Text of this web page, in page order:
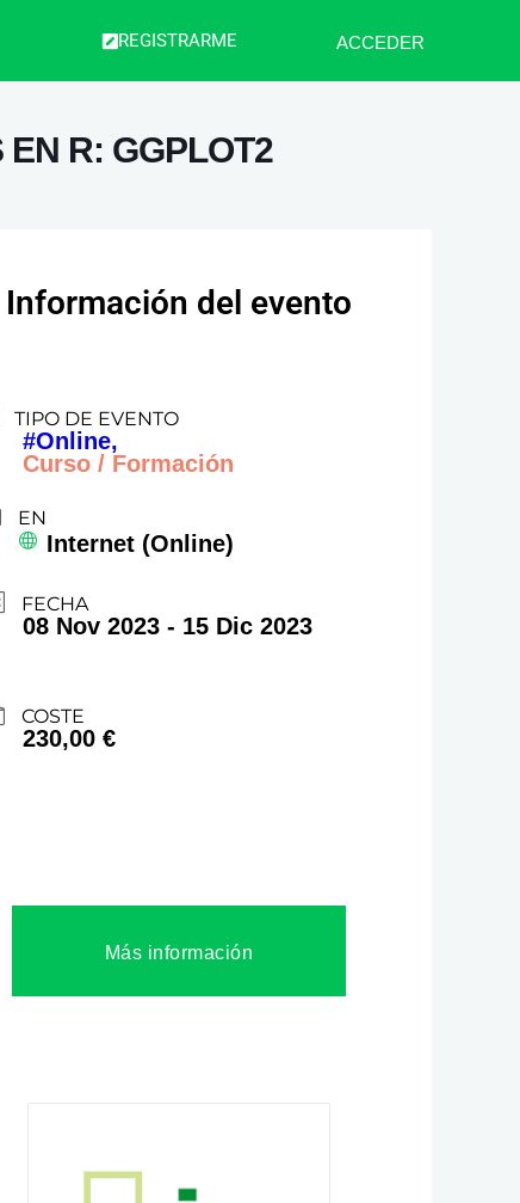
REGISTRARME ACCEDER
R: GGPLOT2
Información del evento
TIPO DE EVENTO
#Online,
Curso / Formación
EN
Internet (Online)
FECHA
08 Nov 2023- 15 Dic 2023
COSTE
230,00 €
Más información